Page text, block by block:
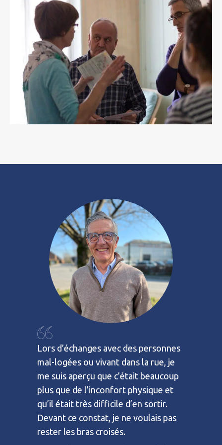
Lors d’échanges avec des personnes
mal-logées ou vivant dans la rue, je
me suis aperçu que c’était beaucoup
plus que de l’inconfort physique et
qu’il était très difficile d’en sortir.
Devant ce constat, je ne voulais pas
rester les bras croisés.